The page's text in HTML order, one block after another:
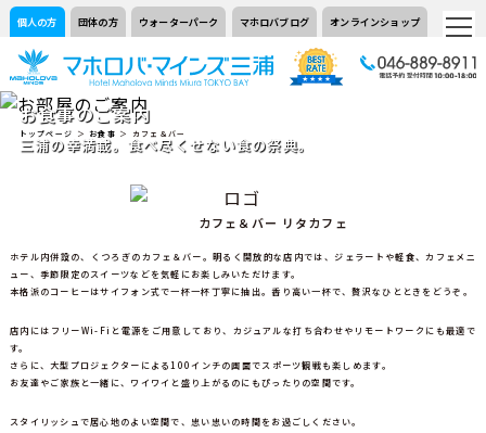
個人の方 団体の方 ウォーターパーク マホロバブログ オンラインショップ
お食事のご案内
三浦の幸満載。食べ尽くせない食の祭典。
トップページ ＞お食事 ＞ カフェ＆バー
カフェ＆バー リタカフェ
ホテル内併設の、くつろぎのカフェ＆バー。明るく開放的な店内では、ジェラートや軽食、カフェメニ
ュー、季節限定のスイーツなどを気軽にお楽しみいただけます。
本格派のコーヒーはサイフォン式で一杯一杯丁寧に抽出。香り高い一杯で、贅沢なひとときをどうぞ。
店内にはフリーWi-Fiと電源をご用意しており、カジュアルな打ち合わせやリモートワークにも最適で
す。
さらに、大型プロジェクターによる100インチの画面でスポーツ観戦も楽しめます。
お友達やご家族と一緒に、ワイワイと盛り上がるのにもぴったりの空間です。
スタイリッシュで居心地のよい空間で、思い思いの時間をお過ごしください。